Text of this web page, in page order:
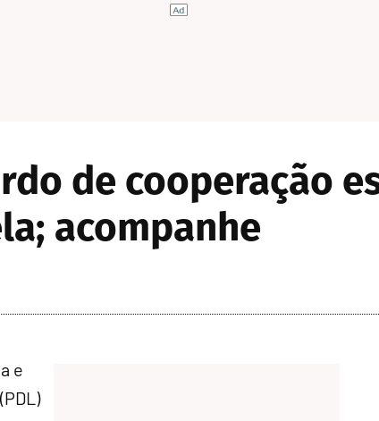
de cooperação
acompanhe
e